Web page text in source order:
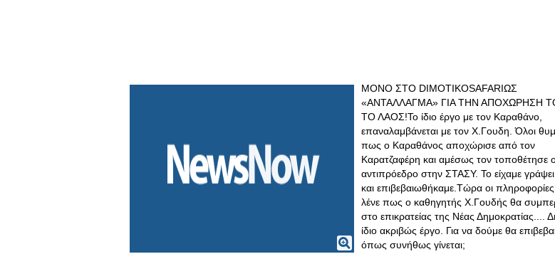
ΜΟΝΟ ΣΤΟ DIMOTIKOSAFARIΩΣ
«ΑΝΤΑΛΛΑΓΜΑ» ΓΙΑ ΤΗΝ ΑΠΟΧΩΡΗΣΗ
ΤΟ ΛΑΟΣ!Το ίδιο έργο με τον Καραθάνο,
επαναλαμβάνεται με τον Χ.Γουδη. Όλοι
πως ο Καραθάνος αποχώρισε από τον
Καρατζαφέρη και αμέσως τον τοποθέτησε
αντιπρόεδρο στην ΣΤΑΣΥ. Το είχαμε
και επιβεβαιωθήκαμε.Τώρα οι
λένε πως ο καθηγητής Χ.Γουδής θα
στο επικρατείας της Νέας Δημοκρατίας....
ίδιο ακριβώς έργο. Για να δούμε θα
όπως συνήθως γίνεται;